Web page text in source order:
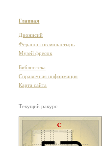
Главная
Дионисий
Ферапонтов монастырь
Музей фресок
Библиотека
Справочная информация
Карта сайта
Текущий ракурс